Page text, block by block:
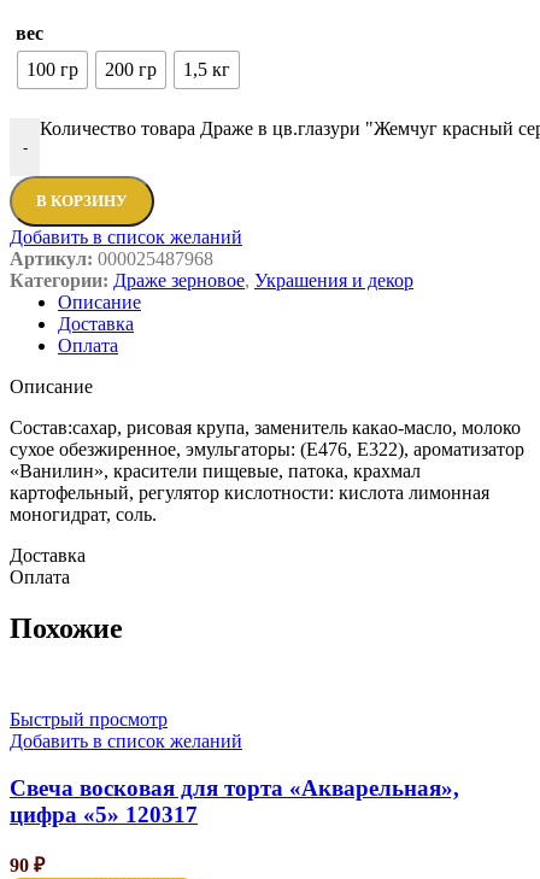
вес
100 гр
200 гр 1,5 кг
-
Количество товара Драже в цв.глазури "Жемчуг красный
В КОРЗИНУ
Добавить в список желаний
Артикул: 000025487968
Категории: Драже зерновое, Украшения и декор
Описание
Доставка
Оплата
Описание
Состав:сахар, рисовая крупа, заменитель какао-масло, молоко
сухое обезжиренное, эмульгаторы: (Е476, Е322), ароматизатор
«Ванилин», красители пищевые, патока, крахмал
картофельный, регулятор кислотности: кислота лимонная
моногидрат, соль.
Доставка
Оплата
Похожие
Быстрый просмотр
Добавить в список желаний
Свеча восковая для торта «Акварельная»,
цифра «5» 120317
90 ₽